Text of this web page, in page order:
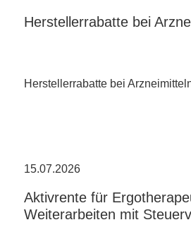
Herstellerrabatte bei
Herstellerrabatte bei
15.07.2026
Aktivrente für
Weiterarbeiten mit